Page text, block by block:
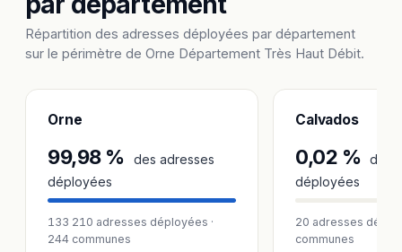
Répartition des adresses déployées par département
sur le périmètre de Orne Département Très Haut Débit.
Orne
99,98 %
des adresses
déployées
133 210 adresses déployées ·
244 communes
Calvados
0,02 % des
déployées
20 adresses
communes